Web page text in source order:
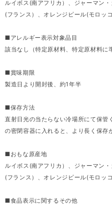
ルイボス(南アフリカ）、ジャーマン
(フランス）、オレンジピール(モロッ
■アレルギー表示対象品目
該当なし（特定原材料、特定原材料に
■賞味期限
製造日より開封後、約1年半
■保存方法
直射日光の当たらない冷場所にて保管
の密閉容器に入れると、より長く保存
■おもな原産地
ルイボス(南アフリカ）、ジャーマン
(フランス）、オレンジピール(モロッ
■食品表示に関するその他